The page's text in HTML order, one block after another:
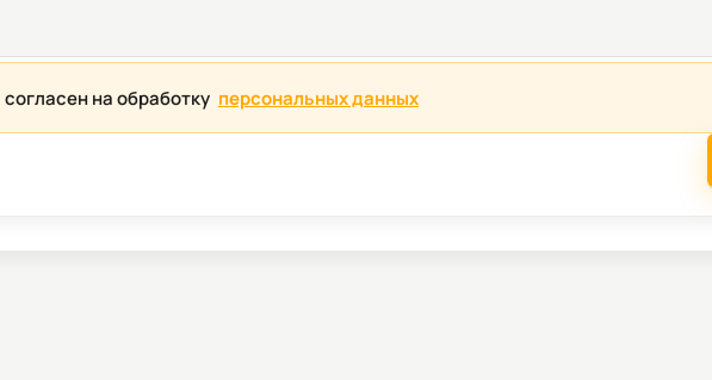
согласен на обработку персональных данных